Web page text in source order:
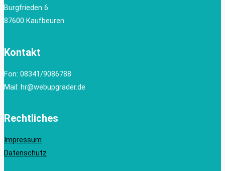
Burgfrieden 6
87600 Kaufbeuren
Kontakt
Fon: 08341/9086788
Mail: hr@webupgrader.de
Rechtliches
Impressum
Datenschutz